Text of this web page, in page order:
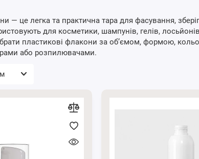
— це легка та практична тара для фасування,
для косметики, шампунів, гелів,
пластикові флакони за об’ємом, формою,
або розпилювачами.